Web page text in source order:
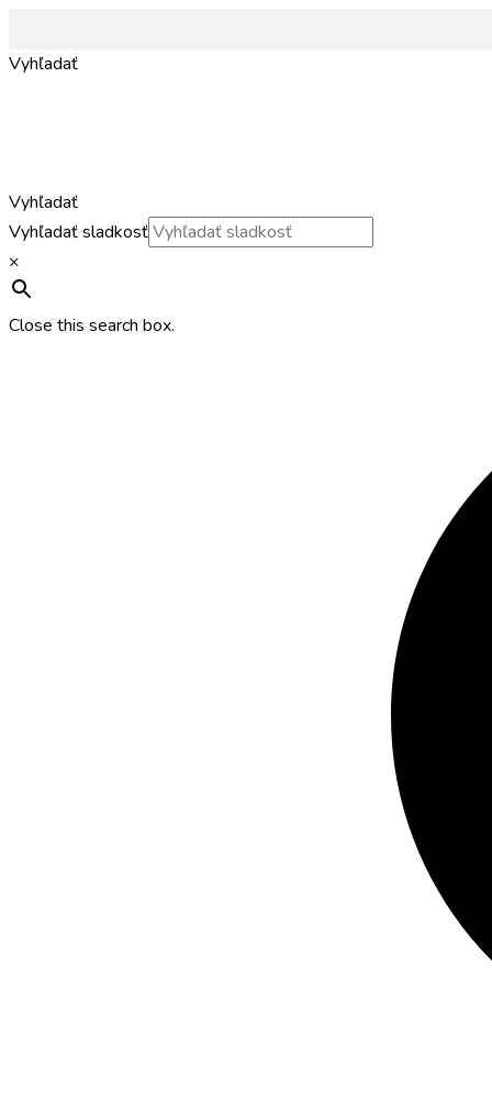
obsah
Vyhľadať
Vyhľadať
Vyhľadať sladkosť
×
Close this search box.